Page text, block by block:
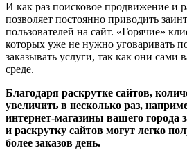
И как раз поисковое продвижение и
позволяет постоянно приводить
пользователей на сайт. «Горячие»
которых уже не нужно уговаривать
заказывать услуги, так как они сами
среде.
Благодаря раскрутке сайтов,
увеличить в несколько раз,
интернет-магазины вашего города
и раскрутку сайтов могут легко
более заказов день.